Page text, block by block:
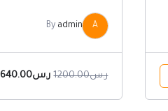
A
By admin
ر.س1200.00 ر.س640.00